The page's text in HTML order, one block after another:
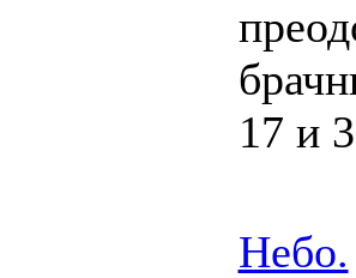
17 и
Небо.